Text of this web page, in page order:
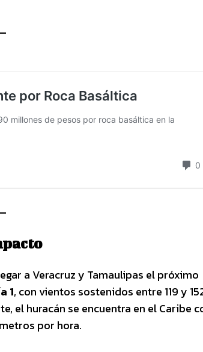
a Veracruz y Tamaulipas el próximo
1, con vientos sostenidos entre 119 y
el huracán se encuentra en el Caribe
por hora.